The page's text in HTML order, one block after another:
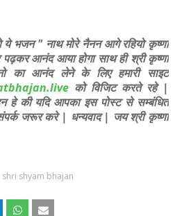
भजन " नाथ मोरे नैनन आगे रहियो कृष्णा
आनंद आया होगा साथ ही श्री कृष्णा
का आनंद लेने के लिए हमारी साइट
को विजिट करते रहे |
हे की यदि आपका इस पोस्ट से सम्बंधित
जरूर करे | धन्यवाद | जय श्री कृष्णा
shri shyam bhajan